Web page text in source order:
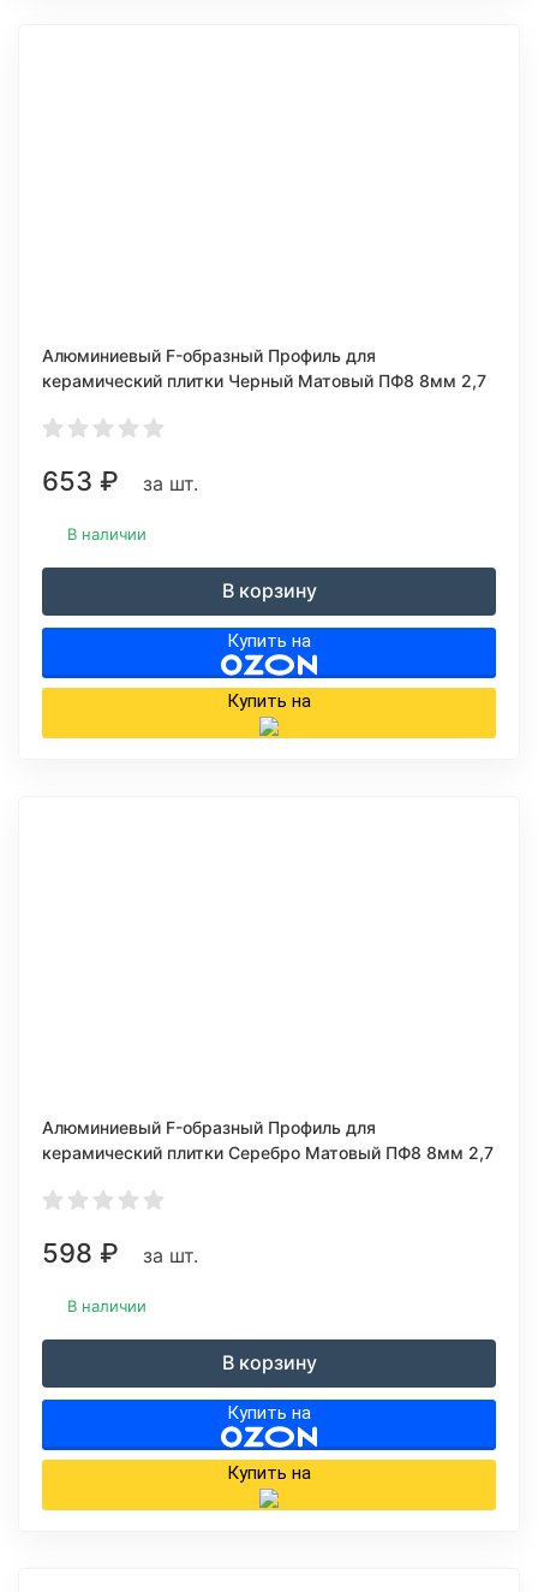
Алюминиевый F-образный Профиль для
керамический плитки Черный Матовый ПФ8 8мм 2,7
653 ₽ за шт.
В наличии
В корзину
Купить на
Купить на
Алюминиевый F-образный Профиль для
керамический плитки Серебро Матовый ПФ8 8мм 2,7
598 ₽ за шт.
В наличии
В корзину
Купить на
Купить на